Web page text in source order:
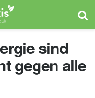
sind
gegen alle